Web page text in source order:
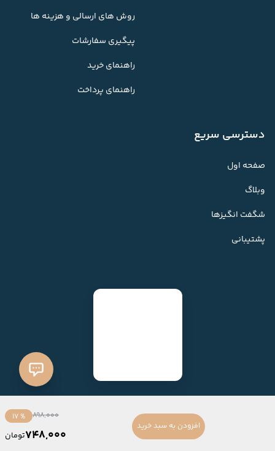
898,000
% 17
748,000تومان
افزودن به سبد خرید
روش های ارسالی و هزینه ها
پیگیری سفارشات
راهنمای خرید
راهنمای پرداخت
دسترسی سریع
صفحه اول
وبلاگ
شگفت انگیزها
پشتیبانی
ساخته شده بافروشگاه ساز میهن شاپ